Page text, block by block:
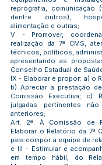
reprografia, comunicação
dentre outros),
alimentação e outras;
V - Promover,
realização da 7ª CMS,
técnicos, políticos,
apresentando as
Conselho Estadual de
IX - Elaborar e propor: a) o
b) Apreciar a prestação
Comissão Executiva; c)
julgadas pertinentes
anteriores;
Art. 2ª. À Comissão de
Elaborar o Relatório da 7ª
para compor a equipe de
e III - Estimular e
em tempo hábil, do